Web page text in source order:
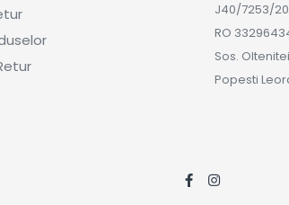
J40/7253/
RO
Sos.
Popesti